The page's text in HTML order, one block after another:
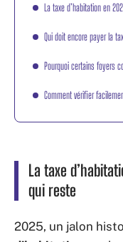
La taxe d’habitation en
Qui doit encore payer la
Pourquoi certains foyers
Comment vérifier
La taxe
qui reste
2025, un jalon